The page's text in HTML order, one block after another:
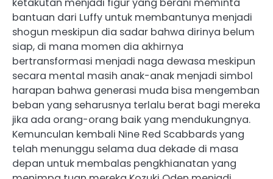
ketakutan menjadi figur yang berani meminta
bantuan dari Luffy untuk membantunya menjadi
shogun meskipun dia sadar bahwa dirinya belum
siap, di mana momen dia akhirnya
bertransformasi menjadi naga dewasa meskipun
secara mental masih anak-anak menjadi simbol
harapan bahwa generasi muda bisa mengemban
beban yang seharusnya terlalu berat bagi mereka
jika ada orang-orang baik yang mendukungnya.
Kemunculan kembali Nine Red Scabbards yang
telah menunggu selama dua dekade di masa
depan untuk membalas pengkhianatan yang